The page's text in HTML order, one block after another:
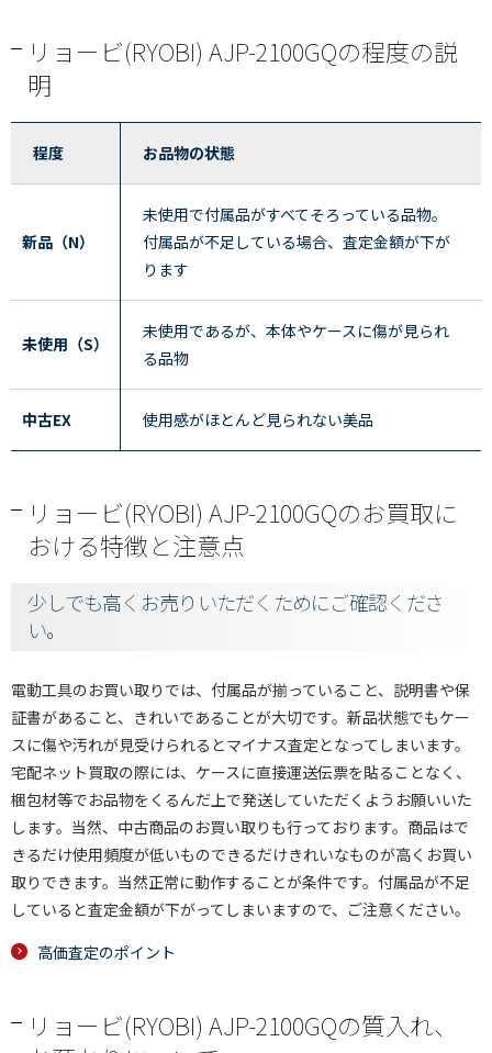
リョービ(RYOBI) AJP-2100GQの程度の説
明
程度 お品物の状態
新品（N）
未使用で付属品がすべてそろっている品物。
付属品が不足している場合、査定金額が下が
ります
未使用（S）
未使用であるが、本体やケースに傷が見られ
る品物
中古EX 使用感がほとんど見られない美品
リョービ(RYOBI) AJP-2100GQのお買取に
おける特徴と注意点
少しでも高くお売りいただくためにご確認くださ
い。
電動工具のお買い取りでは、付属品が揃っていること、説明書や保
証書があること、きれいであることが大切です。新品状態でもケー
スに傷や汚れが見受けられるとマイナス査定となってしまいます。
宅配ネット買取の際には、ケースに直接運送伝票を貼ることなく、
梱包材等でお品物をくるんだ上で発送していただくようお願いいた
します。当然、中古商品のお買い取りも行っております。商品はで
きるだけ使用頻度が低いものできるだけきれいなものが高くお買い
取りできます。当然正常に動作することが条件です。付属品が不足
していると査定金額が下がってしまいますので、ご注意ください。
高価査定のポイント
リョービ(RYOBI) AJP-2100GQの質入れ、